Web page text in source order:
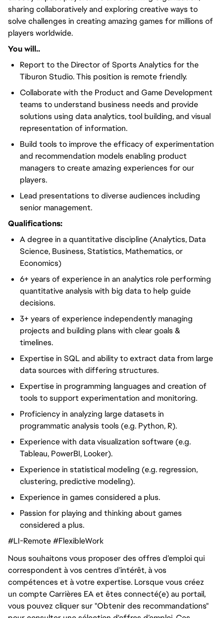
sharing collaboratively and exploring creative ways to
solve challenges in creating amazing games for millions of
players worldwide.
You will..
Report to the Director of Sports Analytics for the
Tiburon Studio. This position is remote friendly.
Collaborate with the Product and Game Development
teams to understand business needs and provide
solutions using data analytics, tool building, and visual
representation of information.
Build tools to improve the efficacy of experimentation
and recommendation models enabling product
managers to create amazing experiences for our
players.
Lead presentations to diverse audiences including
senior management.
Qualifications:
A degree in a quantitative discipline (Analytics, Data
Science, Business, Statistics, Mathematics, or
Economics)
6+ years of experience in an analytics role performing
quantitative analysis with big data to help guide
decisions.
3+ years of experience independently managing
projects and building plans with clear goals &
timelines.
Expertise in SQL and ability to extract data from large
data sources with differing structures.
Expertise in programming languages and creation of
tools to support experimentation and monitoring.
Proficiency in analyzing large datasets in
programmatic analysis tools (e.g. Python, R).
Experience with data visualization software (e.g.
Tableau, PowerBI, Looker).
Experience in statistical modeling (e.g. regression,
clustering, predictive modeling).
Experience in games considered a plus.
Passion for playing and thinking about games
considered a plus.
#LI-Remote #FlexibleWork
Nous souhaitons vous proposer des offres d’emploi qui
correspondent à vos centres d’intérêt, à vos
compétences et à votre expertise. Lorsque vous créez
un compte Carrières EA et êtes connecté(e) au portail,
vous pouvez cliquer sur "Obtenir des recommandations"